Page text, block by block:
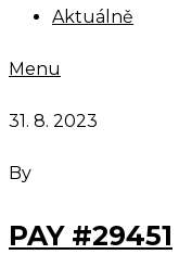
Aktuálně
Menu
31. 8. 2023
By
PAY #29451